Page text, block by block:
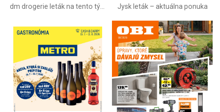
dm drogerie leták na tento týždeň Jysk leták – aktuálna ponuka